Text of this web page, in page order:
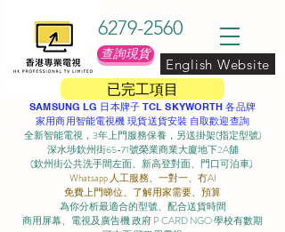
已完工項目
6279-2560
查詢現貨
English Website
SAMSUNG LG 日本牌子 TCL SKYWORTH 各品牌
家用商用智能電視機 現貨送貨安裝 自取歡迎查詢
全新智能電視，3年上門服務保養，另送掛架(指定型號)
深水埗欽州街65-71號榮業商業大廈地下2A舖
(欽州街公共洗手間左面、新高登對面、門口可泊車) ​
Whatsapp 人工服務、一對一、冇AI
免費上門睇位、了解用家需要、預算
為你分析最適合的型號、配合送貨時間
商用屏幕、電視及廣告機 政府 P CARD NGO 學校有數期